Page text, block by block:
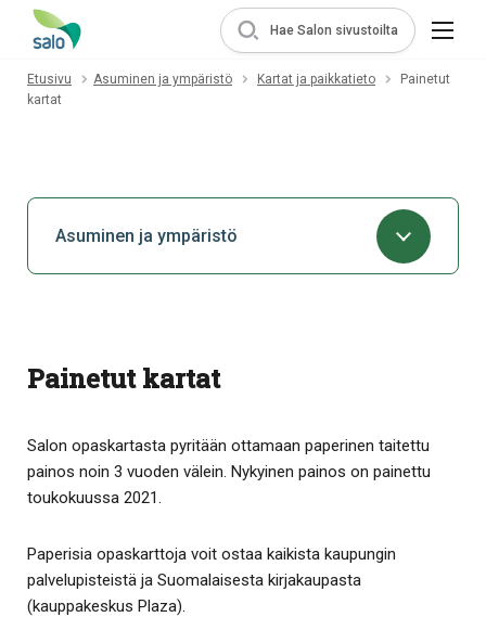
Hae Salon sivustoilta
Etusivu Asuminen ja ympäristö Kartat ja paikkatieto
Painetut
kartat
Asuminen ja ympäristö
Painetut kartat
Salon opaskartasta pyritään ottamaan paperinen taitettu
painos noin 3 vuoden välein. Nykyinen painos on painettu
toukokuussa 2021.
Paperisia opaskarttoja voit ostaa kaikista kaupungin
palvelupisteistä ja Suomalaisesta kirjakaupasta
(kauppakeskus Plaza).